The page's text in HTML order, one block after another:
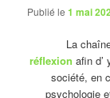
Publié le1 mai
La chaîne
réflexion afin d’
société, en
psychologie